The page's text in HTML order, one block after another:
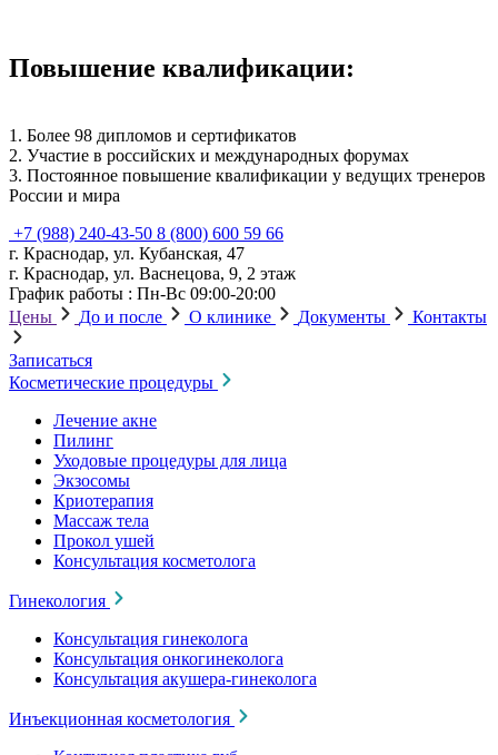
Повышение квалификации:
1. Более 98 дипломов и сертификатов
2. Участие в российских и международных форумах
3. Постоянное повышение квалификации у ведущих тренеров
России и мира
+7 (988) 240-43-50 8 (800) 600 59 66
г. Краснодар, ул. Кубанская, 47
г. Краснодар, ул. Васнецова, 9, 2 этаж
График работы : Пн-Вс 09:00-20:00
Цены
До и после О клинике Документы Контакты
Записаться
Косметические процедуры
Лечение акне
Пилинг
Уходовые процедуры для лица
Экзосомы
Криотерапия
Массаж тела
Прокол ушей
Консультация косметолога
Гинекология
Консультация гинеколога
Консультация онкогинеколога
Консультация акушера-гинеколога
Инъекционная косметология